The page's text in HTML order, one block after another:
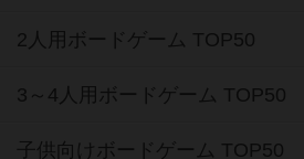
2人用ボードゲーム TOP50
3～4人用ボードゲーム TOP50
子供向けボードゲーム TOP50